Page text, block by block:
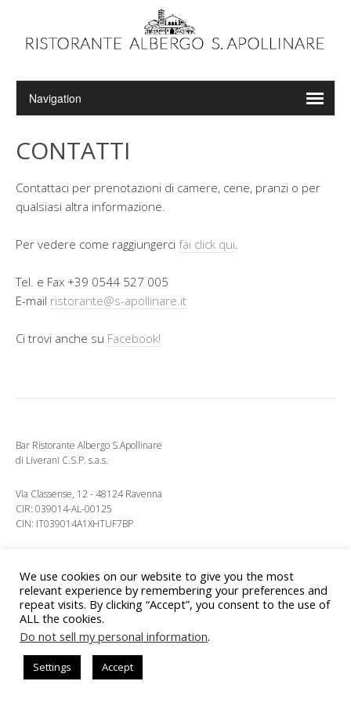
CONTATTI
Contattaci per prenotazioni di camere, cene, pranzi o per
qualsiasi altra informazione.
Per vedere come raggiungerci fai click qui
Tel. e Fax +39 0544 527 005
E-mail ristorante@s-apollinare.it
Ci trovi anche su Facebook!
Bar Ristorante Albergo S.Apollinare
di Liverani C.S.P. s.a.s.
Via Classense, 12 - 48124 Ravenna
CIR: 039014-AL-00125
CIN: IT039014A1XHTUF7BP
R.E.A. n. 128677
Copyright © 2026 Ristorante Albergo S.Apollinare.
LifestyleWordPress Theme by themehit.com
We use cookies on our website to give you the most
relevant experience by remembering your preferences and
repeat visits. By clicking “Accept”, you consent to the use of
ALL the cookies.
Do not sell my personal information.
Settings Accept